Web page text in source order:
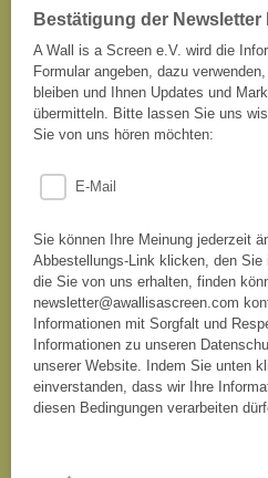
Bestätigung der Newsletter
A Wall is a Screen e.V. wird die
Formular angeben, dazu
bleiben und Ihnen Updates und
übermitteln. Bitte lassen Sie uns
Sie von uns hören möchten:
E-Mail
Sie können Ihre Meinung jederzeit
Abbestellungs-Link klicken, den
die Sie von uns erhalten, finden
newsletter@awallisascreen.com
Informationen mit Sorgfalt und
Informationen zu unseren
unserer Website. Indem Sie unten
einverstanden, dass wir Ihre
diesen Bedingungen verarbeiten